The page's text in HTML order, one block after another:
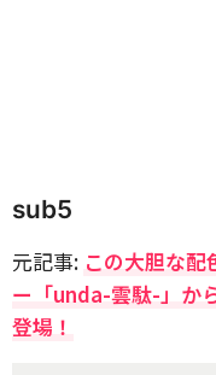
sub5
元記事: この大胆な配
ー「unda-雲駄-」か
登場！